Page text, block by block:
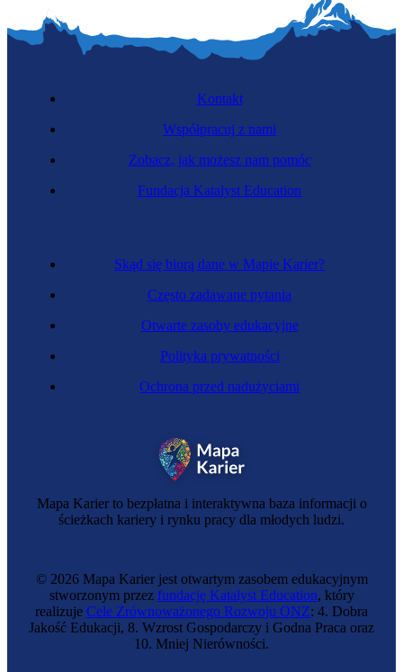
Mapa Karier to bezpłatna i interaktywna baza informacji o
ścieżkach kariery i rynku pracy dla młodych ludzi.
Skąd się biorą dane w Mapie Karier?
Często zadawane pytania
Otwarte zasoby edukacyjne
Polityka prywatności
Ochrona przed nadużyciami
Kontakt
Współpracuj z nami
Zobacz, jak możesz nam pomóc
Fundacja Katalyst Education
© 2026 Mapa Karier jest otwartym zasobem edukacyjnym
stworzonym przez fundację Katalyst Education, który
realizuje Cele Zrównoważonego Rozwoju ONZ: 4. Dobra
Jakość Edukacji, 8. Wzrost Gospodarczy i Godna Praca oraz
10. Mniej Nierówności.